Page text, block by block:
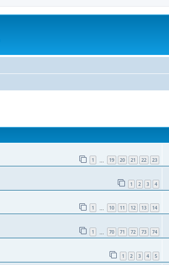
1 19 20 21 22 23
1 2 3 4
1 10 11 12 13 14
1 70 71 72 73 74
1 2 3 4 5